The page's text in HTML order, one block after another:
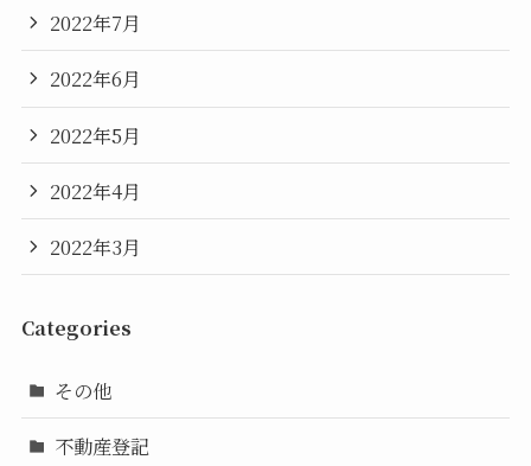
2022年7月
2022年6月
2022年5月
2022年4月
2022年3月
Categories
その他
不動産登記